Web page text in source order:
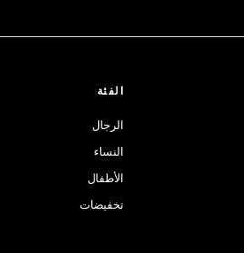
الفئة
الرجال
النساء
الأطفال
تخفيضات